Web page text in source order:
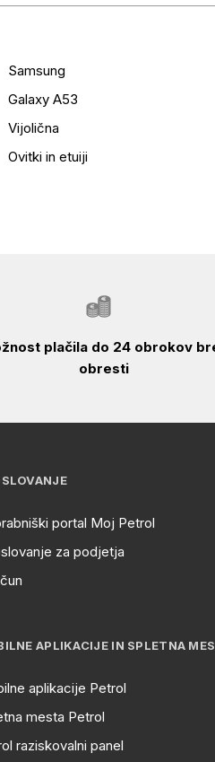
Samsung
Galaxy A53
Vijolična
Ovitki in etuiji
plačila do 24 obrokov
obresti
portal Moj Petrol
za podjetja
APLIKACIJE IN SPLETNA
aplikacije Petrol
mesta Petrol
raziskovalni panel